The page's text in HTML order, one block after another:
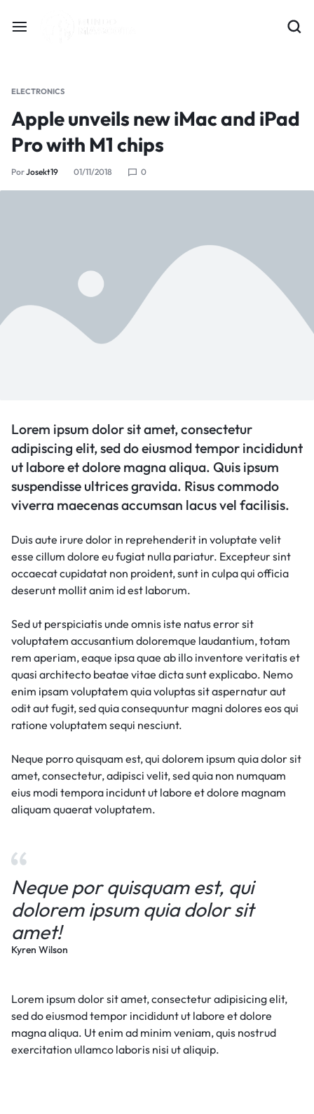
ELECTRONICS
Apple unveils new iMac and iPad
Pro with M1 chips
PorJosekt19 01/11/2018 0
Lorem ipsum dolor sit amet, consectetur
adipiscing elit, sed do eiusmod tempor incididunt
ut labore et dolore magna aliqua. Quis ipsum
suspendisse ultrices gravida. Risus commodo
viverra maecenas accumsan lacus vel facilisis.
Duis aute irure dolor in reprehenderit in voluptate velit
esse cillum dolore eu fugiat nulla pariatur. Excepteur sint
occaecat cupidatat non proident, sunt in culpa qui officia
deserunt mollit anim id est laborum.
Sed ut perspiciatis unde omnis iste natus error sit
voluptatem accusantium doloremque laudantium, totam
rem aperiam, eaque ipsa quae ab illo inventore veritatis et
quasi architecto beatae vitae dicta sunt explicabo. Nemo
enim ipsam voluptatem quia voluptas sit aspernatur aut
odit aut fugit, sed quia consequuntur magni dolores eos qui
ratione voluptatem sequi nesciunt.
Neque porro quisquam est, qui dolorem ipsum quia dolor sit
amet, consectetur, adipisci velit, sed quia non numquam
eius modi tempora incidunt ut labore et dolore magnam
aliquam quaerat voluptatem.
Neque por quisquam est, qui
dolorem ipsum quia dolor sit
amet!
Kyren Wilson
Lorem ipsum dolor sit amet, consectetur adipisicing elit,
sed do eiusmod tempor incididunt ut labore et dolore
magna aliqua. Ut enim ad minim veniam, quis nostrud
exercitation ullamco laboris nisi ut aliquip.